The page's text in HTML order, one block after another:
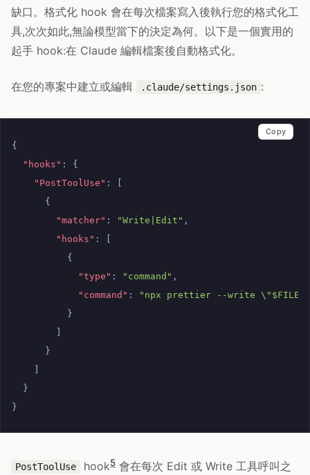
缺口。格式化 hook 會在每次檔案寫入後執行您的格式化工
具,次次如此,無論模型當下的決定為何。以下是一個實用的
起手 hook:在 Claude 編輯檔案後自動格式化。
在您的專案中建立或編輯 .claude/settings.json :
{
"hooks" :
{
"PostToolUse" :
{
"matcher" : "Write|Edit" ,
"hooks" :
{
"type" : "command" ,
"command" :
"npx prettier --write
}
}
}
}
Copy
PostToolUse hook5 會在每次 Edit 或 Write 工具呼叫之